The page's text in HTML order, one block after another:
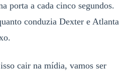
porta a cada cinco segundos.
conduzia Dexter e Atlanta
cair na mídia, vamos ser